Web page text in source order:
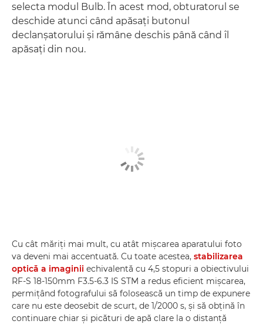
selecta modul Bulb. În acest mod, obturatorul se
deschide atunci când apăsaţi butonul
declanşatorului şi rămâne deschis până când îl
apăsaţi din nou.
Cu cât măriţi mai mult, cu atât mişcarea aparatului foto
va deveni mai accentuată. Cu toate acestea, stabilizarea
optică a imaginii echivalentă cu 4,5 stopuri a obiectivului
RF-S 18-150mm F3.5-6.3 IS STM a redus eficient mişcarea,
permiţând fotografului să folosească un timp de expunere
care nu este deosebit de scurt, de 1/2000 s, şi să obţină în
continuare chiar şi picături de apă clare la o distanţă